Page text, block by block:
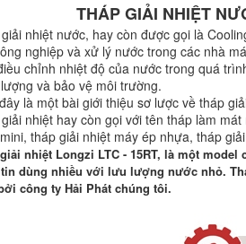
GIẢI NHIỆT NƯỚC
nhiệt nước, hay còn được gọi là
nghiệp và xử lý nước trong các nhà
chỉnh nhiệt độ của nước trong quá
và bảo vệ môi trường.
là một bài giới thiệu sơ lược về tháp
nhiệt hay còn gọi với tên tháp làm
tháp giải nhiệt máy ép nhựa, tháp
nhiệt Longzi LTC - 15RT, là một model
dùng nhiều với lưu lượng nước nhỏ.
công ty Hải Phát chúng tôi.